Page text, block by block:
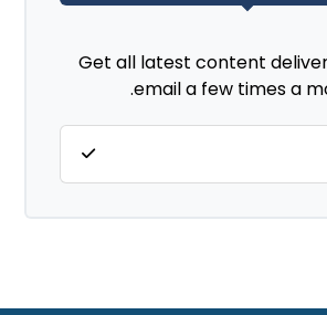
Get all latest content
email a few times a